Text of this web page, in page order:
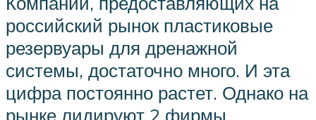
российский рынок пластиковые
резервуары для дренажной
системы, достаточно много. И эта
цифра постоянно растет. Однако на
рынке лидируют 2 фирмы,